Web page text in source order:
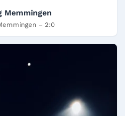
Memmingen
– 2:0